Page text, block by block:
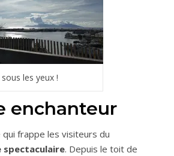
les yeux !
enchanteur
frappe les visiteurs du
spectaculaire. Depuis le toit de